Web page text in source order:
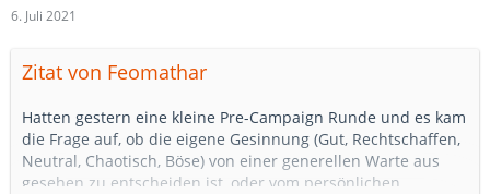
Lovecraft echt nicht verstanden.
6. Juli 2021
Zitat von Feomathar
Hatten gestern eine kleine Pre-Campaign Runde und es kam
die Frage auf, ob die eigene Gesinnung (Gut, Rechtschaffen,
Neutral, Chaotisch, Böse) von einer generellen Warte aus
gesehen zu entscheiden ist, oder vom persönlichen